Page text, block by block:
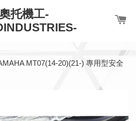
奧托機工-
MT07(14-20)(21-) 專用型安全